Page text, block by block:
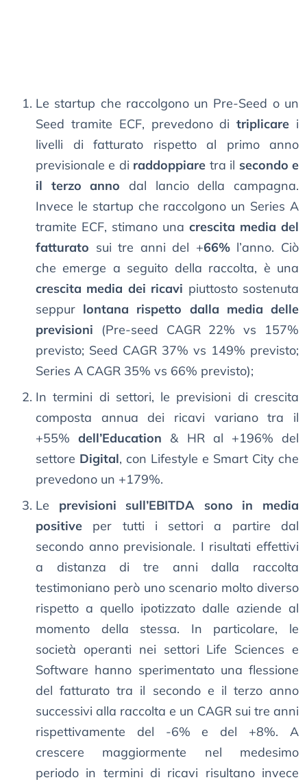
Le startup che raccolgono un Pre-Seed o un
Seed tramite ECF, prevedono ditriplicare i
livelli di fatturato rispetto al primo anno
previsionale e di raddoppiare tra il secondo e
il terzo anno dal lancio della campagna.
Invece le startup che raccolgono un Series A
tramite ECF, stimano una crescita media del
fatturato sui tre anni del +66%l’anno. Ciò
che emerge a seguito della raccolta, è una
crescita media dei ricavi piuttosto sostenuta
seppur lontana rispetto dalla media delle
previsioni (Pre-seed CAGR 22% vs 157%
previsto; Seed CAGR 37% vs 149% previsto;
Series A CAGR 35% vs 66% previsto);
In termini di settori, le previsioni di crescita
composta annua dei ricavi variano tra il
+55%dell’Education & HR al +196% del
settore Digital, con Lifestyle e Smart City che
prevedono un +179%.
Le previsioni sull’EBITDA sono in media
positive per tutti i settori a partire dal
secondo anno previsionale. I risultati effettivi
a distanza di tre anni dalla raccolta
testimoniano però uno scenario molto diverso
rispetto a quello ipotizzato dalle aziende al
momento della stessa. In particolare, le
società operanti nei settori Life Sciences e
Software hanno sperimentato una flessione
del fatturato tra il secondo e il terzo anno
successivi alla raccolta e un CAGR sui tre anni
rispettivamente del -6% e del +8%. A
crescere maggiormente nel medesimo
periodo in termini di ricavi risultano invece